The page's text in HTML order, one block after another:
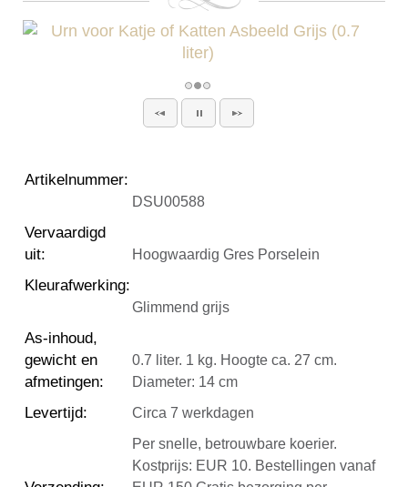
Artikelnummer:
DSU00588
Vervaardigd
uit: Hoogwaardig Gres Porselein
Kleurafwerking:
Glimmend grijs
As-inhoud,
gewicht en
afmetingen:
0.7 liter. 1 kg. Hoogte ca. 27 cm.
Diameter: 14 cm
Levertijd: Circa 7 werkdagen
Per snelle, betrouwbare koerier.
Kostprijs: EUR 10. Bestellingen vanaf